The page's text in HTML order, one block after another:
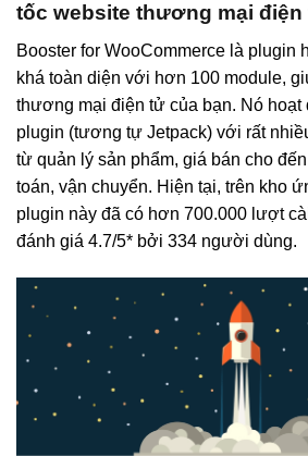
tốc website thương mại điện
Booster for WooCommerce là plugin
khá toàn diện với hơn 100 module,
thương mại điện tử của bạn. Nó hoạt
plugin (tương tự Jetpack) với rất
từ quản lý sản phẩm, giá bán cho
toán, vận chuyển. Hiện tại, trên kho
plugin này đã có hơn 700.000 lượt
đánh giá 4.7/5* bởi 334 người dùng.